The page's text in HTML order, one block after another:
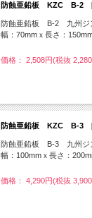
防蝕亜鉛板 KZC B-2
防蝕亜鉛板 B-2 九州ジ
幅：70mmｘ長さ：
価格： 2,508円(税抜
防蝕亜鉛板 KZC B-3
防蝕亜鉛板 B-3 九州ジ
幅：100mmｘ長さ：
価格： 4,290円(税抜